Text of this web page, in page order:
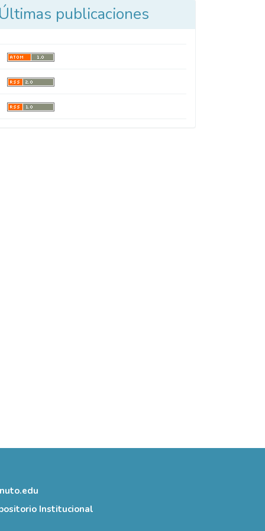
publicaciones
Institucional